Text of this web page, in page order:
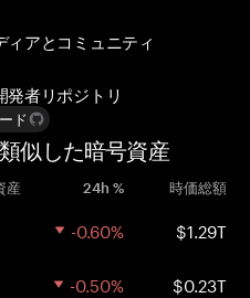
アとコミュニティ
者リポジトリ
ド
似した暗号資産
産 24h % 時価総額
-0.60% $1.29T
-0.50% $0.23T